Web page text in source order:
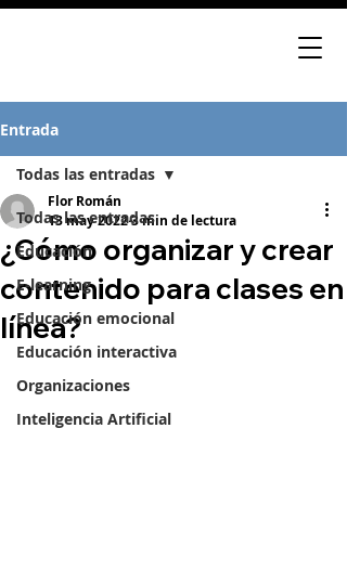
Entrada
Todas las entradas
Educación
E-learning
Educación emocional
Educación interactiva
Organizaciones
Inteligencia Artificial
Todas las entradas
¿Cómo organizar y crear
contenido para clases en
línea?
Flor Román
13 may 20223 min de lectura